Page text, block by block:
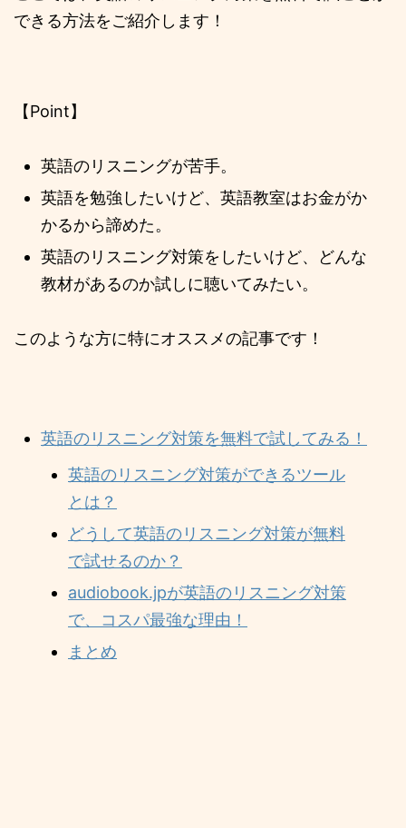
できる方法をご紹介します！
【Point】
英語のリスニングが苦手。
英語を勉強したいけど、英語教室はお金がか
かるから諦めた。
英語のリスニング対策をしたいけど、どんな
教材があるのか試しに聴いてみたい。
このような方に特にオススメの記事です！
英語のリスニング対策を無料で試してみる！
英語のリスニング対策ができるツール
とは？
どうして英語のリスニング対策が無料
で試せるのか？
audiobook.jpが英語のリスニング対策
で、コスパ最強な理由！
まとめ